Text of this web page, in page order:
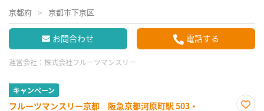
京都府 京都市下京区
お問合わせ 電話する
運営会社： 株式会社フルーツマンスリー
キャンペーン
フルーツマンスリー京都 阪急京都河原町駅 503・